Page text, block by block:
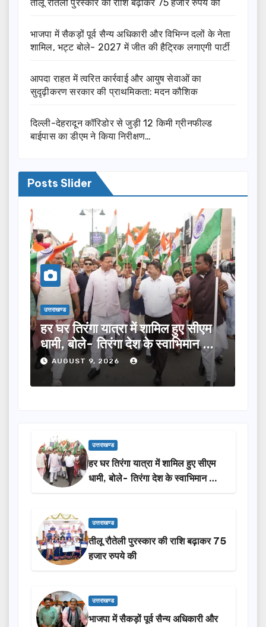
तीलू रौतेली पुरस्कार की राशि बढ़ाकर 75 हजार रुपये की
भाजपा में सैकड़ों पूर्व सैन्य अधिकारी और विभिन्न दलों के नेता
शामिल, भट्ट बोले- 2027 में जीत की हैट्रिक लगाएगी पार्टी
आपदा राहत में त्वरित कार्रवाई और आयुष सेवाओं का
सुदृढ़ीकरण सरकार की प्राथमिकता: मदन कौशिक
दिल्ली-देहरादून कॉरिडोर से जुड़ी 12 किमी ग्रीनफील्ड
बाईपास का डीएम ने किया निरीक्षण…
Posts Slider
उत्तराखण्ड
हर घर तिरंगा यात्रा में शामिल हुए सीएम
धामी, बोले- तिरंगा देश के स्वाभिमान का
प्रतीक
AUGUST 9, 2026
उत्तराखण्ड
हर घर तिरंगा यात्रा में शामिल हुए सीएम
धामी, बोले- तिरंगा देश के स्वाभिमान का
प्रतीक
उत्तराखण्ड
तीलू रौतेली पुरस्कार की राशि बढ़ाकर 75
हजार रुपये की
उत्तराखण्ड
भाजपा में सैकड़ों पूर्व सैन्य अधिकारी और